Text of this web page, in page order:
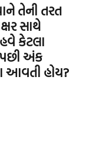
તેની તરત
સાથે
કેટલા
અંક
આવતી હોય?